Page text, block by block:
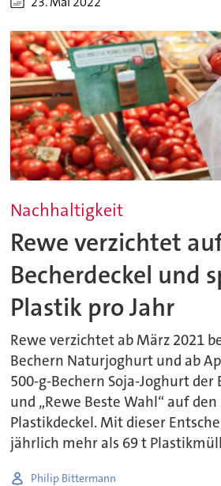
Nachhaltigkeit
Rewe verzichtet
Becherdeckel und
Plastik pro Jahr
Rewe verzichtet ab März 2021
Bechern Naturjoghurt und ab
500-g-Bechern Soja-Joghurt der
und „Rewe Beste Wahl“ auf
Plastikdeckel. Mit dieser
jährlich mehr als 69 t
Philip Bittermann